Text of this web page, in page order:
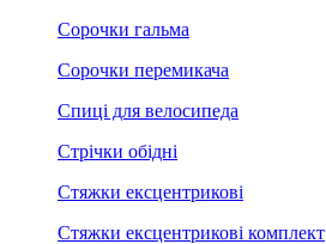
Сорочки гальма
Сорочки перемикача
Спиці для велосипеда
Стрічки обідні
Стяжки ексцентрикові
Стяжки ексцентрикові комплект